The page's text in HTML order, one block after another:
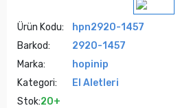
Ürün Kodu:
hpn2920-1457
Barkod:
2920-1457
Marka:
hopinip
Kategori:
El Aletleri
Stok:20+